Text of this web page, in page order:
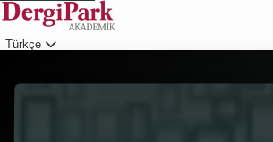
Türkçe